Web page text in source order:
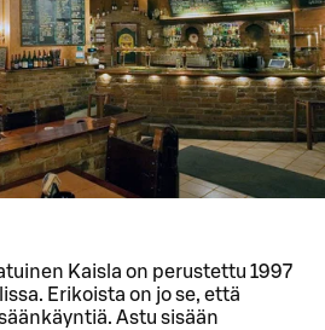
Kaisla on perustettu 1997
Erikoista on jo se, että
Astu sisään